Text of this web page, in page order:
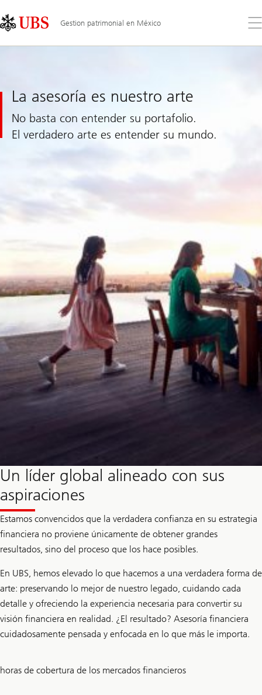
Links
Area
Gestion patrimonial en México
el
La
asesoría
nuestro
arte
La asesoría es nuestro arte
No basta con entender su portafolio.
El verdadero arte es entender su mundo.
Un líder global alineado con sus
aspiraciones
Estamos convencidos que la verdadera confianza en su estrategia
financiera no proviene únicamente de obtener grandes
resultados, sino del proceso que los hace posibles.
En UBS, hemos elevado lo que hacemos a una verdadera forma de
arte: preservando lo mejor de nuestro legado, cuidando cada
detalle y ofreciendo la experiencia necesaria para convertir su
visión financiera en realidad. ¿El resultado? Asesoría financiera
cuidadosamente pensada y enfocada en lo que más le importa.
24
horas de cobertura de los mercados financieros